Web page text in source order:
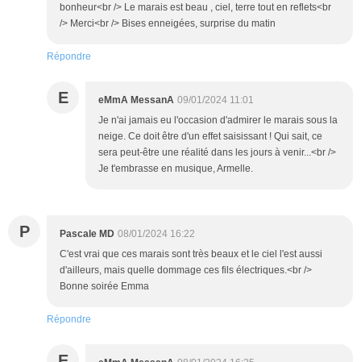
bonheur<br /> Le marais est beau , ciel, terre tout en reflets<br
/> Merci<br /> Bises enneigées, surprise du matin
Répondre
E eMmA MessanA 09/01/2024 11:01
Je n'ai jamais eu l'occasion d'admirer le marais sous la
neige. Ce doit être d'un effet saisissant ! Qui sait, ce
sera peut-être une réalité dans les jours à venir...<br />
Je t'embrasse en musique, Armelle.
P Pascale MD 08/01/2024 16:22
C'est vrai que ces marais sont très beaux et le ciel l'est aussi
d'ailleurs, mais quelle dommage ces fils électriques.<br />
Bonne soirée Emma
Répondre